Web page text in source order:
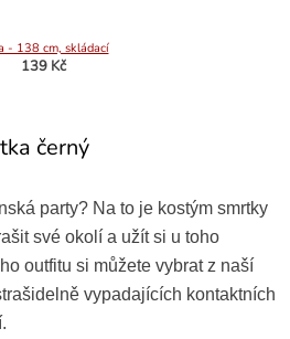
- 138 cm, skládací
139 Kč
černý
party? Na to je kostým smrtky
své okolí a užít si u toho
outfitu si můžete vybrat z naší
vypadajících kontaktních